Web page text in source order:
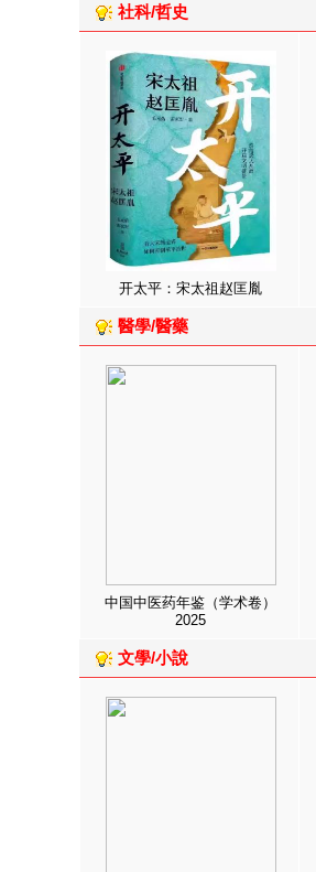
社科/哲史
开太平：宋太祖赵匡胤
醫學/醫藥
中国中医药年鉴（学术卷）
2025
文學/小說